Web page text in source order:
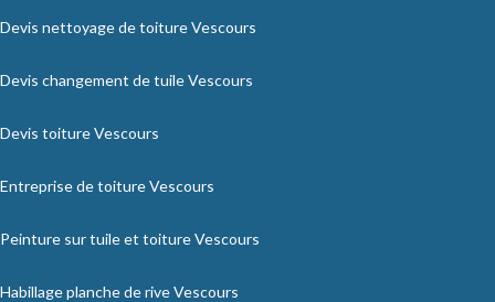
Devis nettoyage de toiture Vescours
Devis changement de tuile Vescours
Devis toiture Vescours
Entreprise de toiture Vescours
Peinture sur tuile et toiture Vescours
Habillage planche de rive Vescours